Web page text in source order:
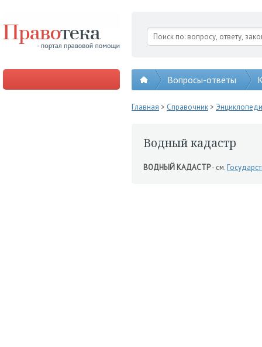
Вопросы-ответы
Главная > Справочник>
Водный кадастр
ВОДНЫЙ КАДАСТР- см.